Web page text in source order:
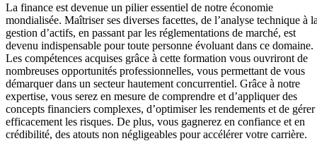
La finance est devenue un pilier essentiel de notre économie
mondialisée. Maîtriser ses diverses facettes, de l’analyse technique à
gestion d’actifs, en passant par les réglementations de marché, est
devenu indispensable pour toute personne évoluant dans ce domaine.
Les compétences acquises grâce à cette formation vous ouvriront de
nombreuses opportunités professionnelles, vous permettant de vous
démarquer dans un secteur hautement concurrentiel. Grâce à notre
expertise, vous serez en mesure de comprendre et d’appliquer des
concepts financiers complexes, d’optimiser les rendements et de gérer
efficacement les risques. De plus, vous gagnerez en confiance et en
crédibilité, des atouts non négligeables pour accélérer votre carrière.